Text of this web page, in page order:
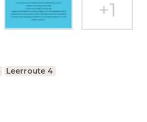
Leerroute 4